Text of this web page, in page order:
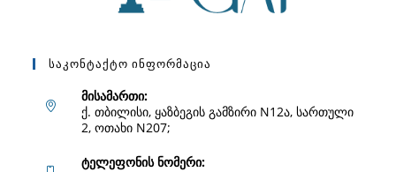
Საკონტაქტო Ინფორმაცია
მისამართი:
ქ. თბილისი, ყაზბეგის გამზირი N12ა, სართული
2, ოთახი N207;
ტელეფონის ნომერი: